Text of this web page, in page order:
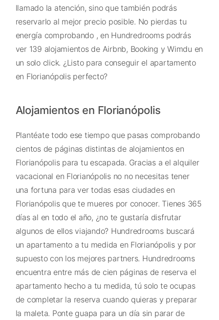
llamado la atención, sino que también podrás
reservarlo al mejor precio posible. No pierdas tu
energía comprobando , en Hundredrooms podrás
ver 139 alojamientos de Airbnb, Booking y Wimdu en
un solo click. ¿Listo para conseguir el apartamento
en Florianópolis perfecto?
Alojamientos en Florianópolis
Plantéate todo ese tiempo que pasas comprobando
cientos de páginas distintas de alojamientos en
Florianópolis para tu escapada. Gracias a el alquiler
vacacional en Florianópolis no no necesitas tener
una fortuna para ver todas esas ciudades en
Florianópolis que te mueres por conocer. Tienes 365
días al en todo el año, ¿no te gustaría disfrutar
algunos de ellos viajando? Hundredrooms buscará
un apartamento a tu medida en Florianópolis y por
supuesto con los mejores partners. Hundredrooms
encuentra entre más de cien páginas de reserva el
apartamento hecho a tu medida, tú solo te ocupas
de completar la reserva cuando quieras y preparar
la maleta. Ponte guapa para un día sin parar de